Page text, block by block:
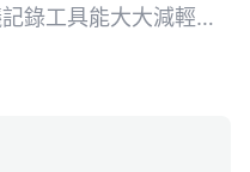
錄工具能大大減輕負